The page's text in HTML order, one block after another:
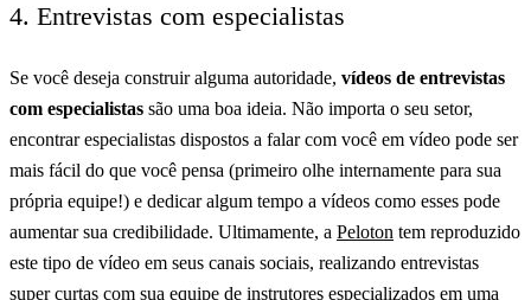
4. Entrevistas com especialistas
Se você deseja construir alguma autoridade, vídeos de entrevistas
com especialistas são uma boa ideia. Não importa o seu setor,
encontrar especialistas dispostos a falar com você em vídeo pode ser
mais fácil do que você pensa (primeiro olhe internamente para sua
própria equipe!) e dedicar algum tempo a vídeos como esses pode
aumentar sua credibilidade. Ultimamente, a Peloton tem reproduzido
este tipo de vídeo em seus canais sociais, realizando entrevistas
super curtas com sua equipe de instrutores especializados em uma